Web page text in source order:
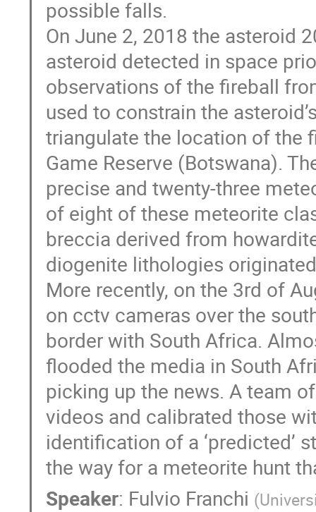
possible falls.
On June 2, 2018 the asteroid
asteroid detected in space
observations of the fireball
used to constrain the
triangulate the location of the
Game Reserve (Botswana).
precise and twenty-three
of eight of these meteorite
breccia derived from
diogenite lithologies
More recently, on the 3rd of
on cctv cameras over the
border with South Africa.
flooded the media in South
picking up the news. A team
videos and calibrated those
identification of a ‘predicted’
the way for a meteorite hunt
Speaker: Fulvio Franchi (